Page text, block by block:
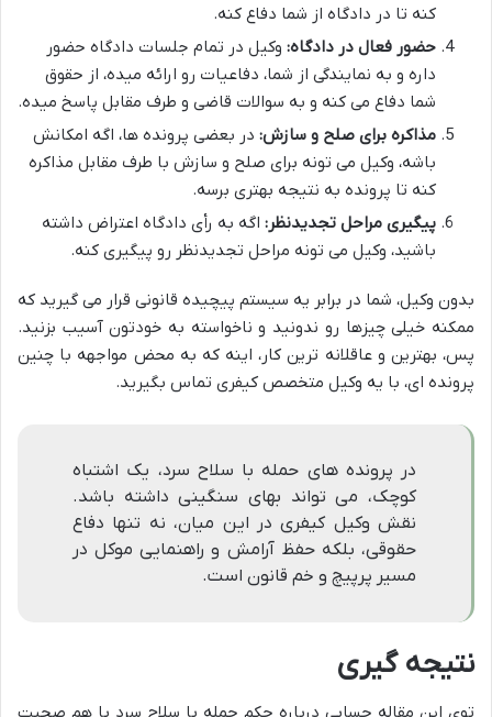
کنه تا در دادگاه از شما دفاع کنه.
حضور فعال در دادگاه: وکیل در تمام جلسات دادگاه حضور
داره و به نمایندگی از شما، دفاعیات رو ارائه میده، از حقوق
شما دفاع می کنه و به سوالات قاضی و طرف مقابل پاسخ میده.
مذاکره برای صلح و سازش: در بعضی پرونده ها، اگه امکانش
باشه، وکیل می تونه برای صلح و سازش با طرف مقابل مذاکره
کنه تا پرونده به نتیجه بهتری برسه.
پیگیری مراحل تجدیدنظر: اگه به رأی دادگاه اعتراض داشته
باشید، وکیل می تونه مراحل تجدیدنظر رو پیگیری کنه.
بدون وکیل، شما در برابر یه سیستم پیچیده قانونی قرار می گیرید که
ممکنه خیلی چیزها رو ندونید و ناخواسته به خودتون آسیب بزنید.
پس، بهترین و عاقلانه ترین کار، اینه که به محض مواجهه با چنین
پرونده ای، با یه وکیل متخصص کیفری تماس بگیرید.
در پرونده های حمله با سلاح سرد، یک اشتباه
کوچک، می تواند بهای سنگینی داشته باشد.
نقش وکیل کیفری در این میان، نه تنها دفاع
حقوقی، بلکه حفظ آرامش و راهنمایی موکل در
مسیر پرپیچ و خم قانون است.
نتیجه گیری